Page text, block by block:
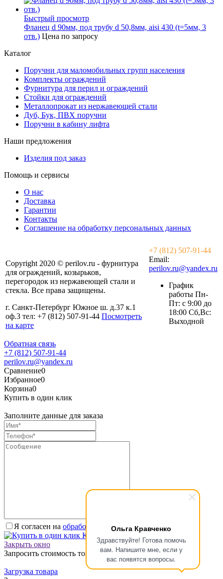
Ольга Кравченко
Здравствуйте! Готова помочь
вам. Напишите мне, если у
вас появятся вопросы.
Быстрый просмотр
Фланец d 90мм, под трубу d 50,8мм, aisi 430 (t=5мм, 3
отв.) Цена по запросу
Каталог
Поручни для маломобильных групп населения
Комплекты ограждений
Фурнитура для перил и ограждений
Стойки для ограждений
Металлопрокат из нержавеющей стали
Дуб, Бук, ПВХ поручни
Поручни в кабину лифта
Наши предложения
Изделия под заказ
Помощь и сервисы
О нас
Доставка
Гарантии
Контакты
Соглашение на обработку персональных данных
Copyright 2020 © perilov.ru - фурнитура
для ограждений, козырьков,
перегородок из нержавеющей стали и
стекла. Все права защищены.
г. Санкт-Петербург Южное ш. д.37 к.1
оф.3 тел: +7 (812) 507-91-44 Посмотреть
на карте
+7 (812) 507-91-44
Email:
perilov.ru@yandex.ru
График
работы Пн-
Пт: с 9:00 до
18:00 Сб,Вс:
Выходной
Обратная связь
+7 (812) 507-91-44
perilov.ru@yandex.ru
Сравнение0
Избранное0
Корзина0
Купить в один клик
Заполните данные для заказа
Я согласен на обработку персональных данных.
Купить в один клик
Закрыть окно
Запросить стоимость товара
Загрузка товара